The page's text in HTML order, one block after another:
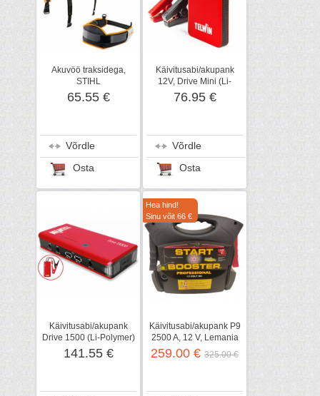
Akuvöö traksidega,
STIHL
65.55 €
Võrdle
Osta
Käivitusabi/akupank
12V, Drive Mini (Li-
Polymer), Telwin
76.95 €
Võrdle
Osta
Käivitusabi/akupank
Drive 1500 (Li-Polymer)
12 V, Telwin
141.55 €
Hea hind!
Sinu võit 66 €
Käivitusabi/akupank P9
2500 A, 12 V, Lemania
Energy
259.00 € 325.00 €